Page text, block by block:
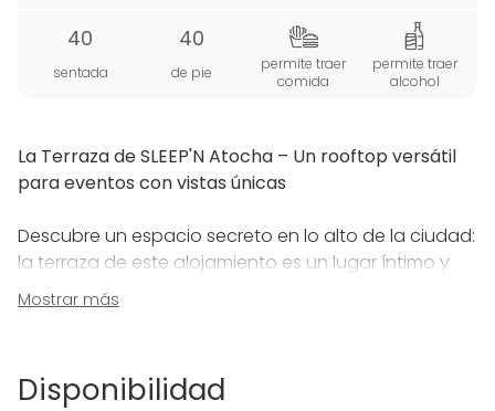
40
sentada
40
de pie
permite traer
comida
permite traer
alcohol
La Terraza de SLEEP'N Atocha – Un rooftop versátil
para eventos con vistas únicas
Descubre un espacio secreto en lo alto de la ciudad:
la terraza de este alojamiento es un lugar íntimo y
versátil, perfecto para organizar eventos sociales o
corporativos con encanto. Esta terraza ofrece una
Mostrar más
Disponibilidad